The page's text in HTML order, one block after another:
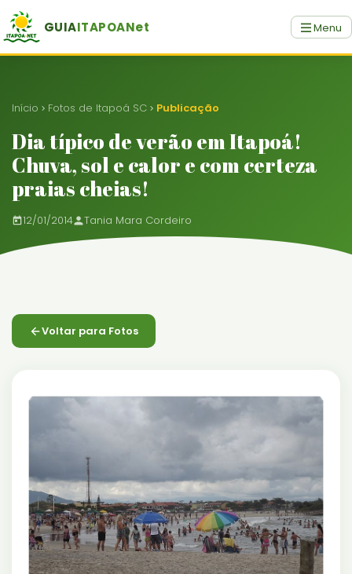
GUIAITAPOANet Menu
Início Fotos de Itapoá SC Publicação
Dia típico de verão em Itapoá!
Chuva, sol e calor e com certeza
praias cheias!
12/01/2014 Tania Mara Cordeiro
Voltar para Fotos